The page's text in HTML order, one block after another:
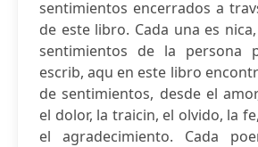
sentimientos encerrados a
de este libro. Cada una es
sentimientos de la persona
escrib, aqu en este libro
de sentimientos, desde el
el dolor, la traicin, el olvido, la
el agradecimiento. Cada